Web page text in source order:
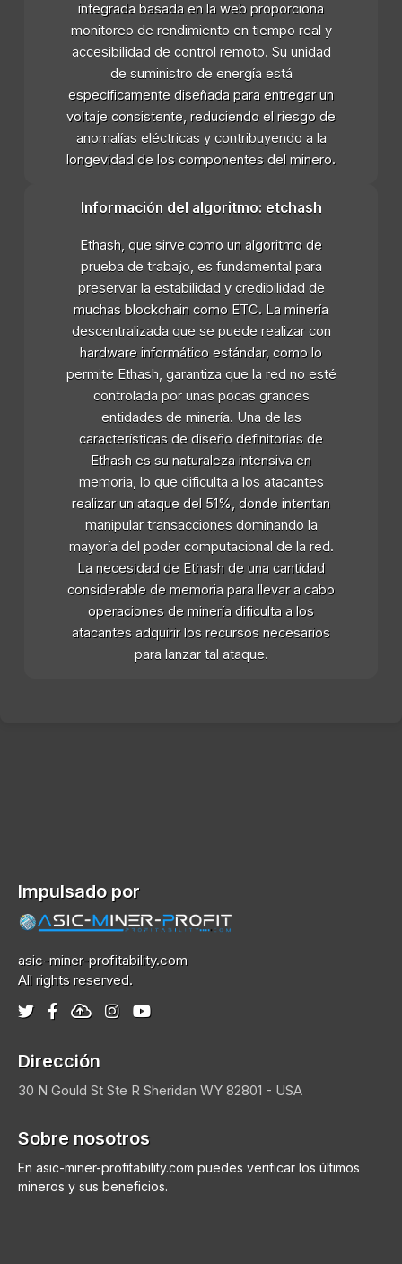
integrada basada en la web proporciona
monitoreo de rendimiento en tiempo real y
accesibilidad de control remoto. Su unidad
de suministro de energía está
específicamente diseñada para entregar un
voltaje consistente, reduciendo el riesgo de
anomalías eléctricas y contribuyendo a la
longevidad de los componentes del minero.
Información del algoritmo: etchash
Ethash, que sirve como un algoritmo de
prueba de trabajo, es fundamental para
preservar la estabilidad y credibilidad de
muchas blockchain como ETC. La minería
descentralizada que se puede realizar con
hardware informático estándar, como lo
permite Ethash, garantiza que la red no esté
controlada por unas pocas grandes
entidades de minería. Una de las
características de diseño definitorias de
Ethash es su naturaleza intensiva en
memoria, lo que dificulta a los atacantes
realizar un ataque del 51%, donde intentan
manipular transacciones dominando la
mayoría del poder computacional de la red.
La necesidad de Ethash de una cantidad
considerable de memoria para llevar a cabo
operaciones de minería dificulta a los
atacantes adquirir los recursos necesarios
para lanzar tal ataque.
Impulsado por
asic-miner-profitability.com
All rights reserved.
Dirección
30 N Gould St Ste R Sheridan WY 82801 - USA
Sobre nosotros
En asic-miner-profitability.com puedes verificar los últimos
mineros y sus beneficios.